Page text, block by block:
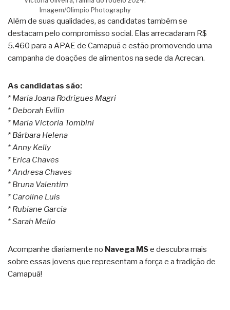
Imagem/Olimpio Photography
Além de suas qualidades, as candidatas também se
destacam pelo compromisso social. Elas arrecadaram R$
5.460 para a APAE de Camapuã e estão promovendo uma
campanha de doações de alimentos na sede da Acrecan.
As candidatas são:
* Maria Joana Rodrigues Magri
* Deborah Evilin
* Maria Victoria Tombini
* Bárbara Helena
* Anny Kelly
* Erica Chaves
* Andresa Chaves
* Bruna Valentim
* Caroline Luis
* Rubiane Garcia
* Sarah Mello
Acompanhe diariamente no Navega MSe descubra mais
sobre essas jovens que representam a força e a tradição de
Camapuã!